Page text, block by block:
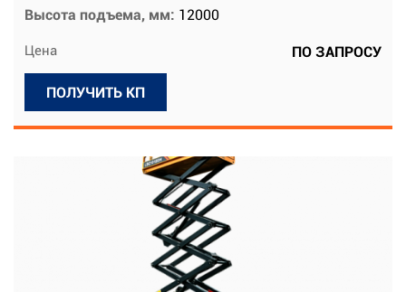
Высота подъема, мм: 12000
Цена ПО ЗАПРОСУ
ПОЛУЧИТЬ КП